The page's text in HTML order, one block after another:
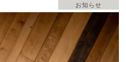
お知らせ